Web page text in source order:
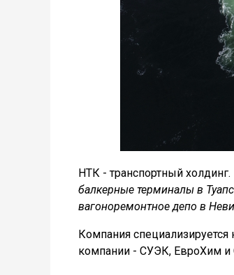
НТК - транспортный холдинг.
балкерные терминалы в
вагоноремонтное депо в
Компания
компании - СУЭК, ЕвроХим и